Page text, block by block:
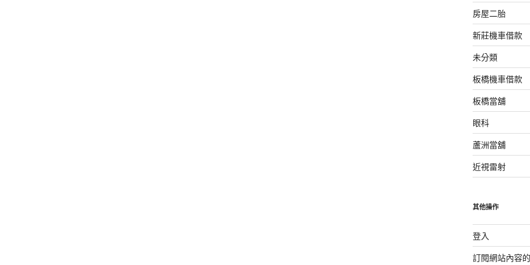
房屋二胎
新莊機車借款
未分類
板橋機車借款
板橋當舖
眼科
蘆洲當舖
近視雷射
其他操作
登入
訂閱網站內容